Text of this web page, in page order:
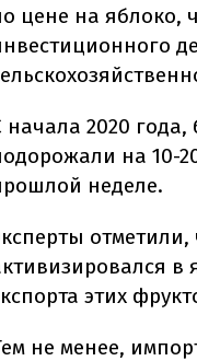
цене на яблоко,
начала 2020
на 10-
неделе.
в
этих
не менее,